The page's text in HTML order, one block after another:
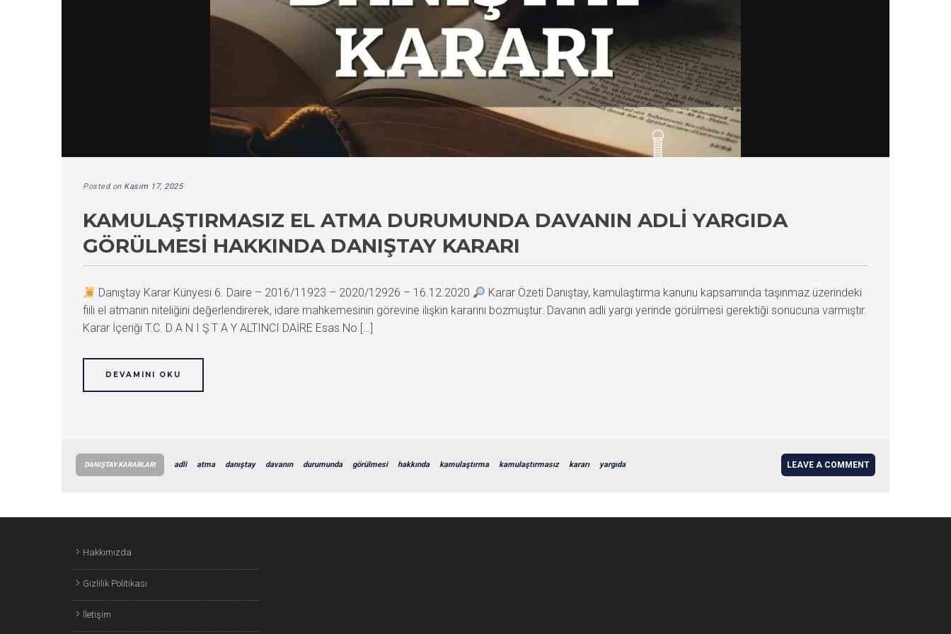
Posted on Kasım 17, 2025
KAMULAŞTIRMASIZ EL ATMA DURUMUNDA DAVANIN ADLI YARGIDA
GÖRÜLMESI HAKKINDA DANIŞTAY KARARI
Danıştay Karar Künyesi 6. Daire – 2016/11923 – 2020/12926 – 16.12.2020
Karar Özeti Danıştay, kamulaştırma kanunu kapsamında taşınmaz üzerindeki
fiili el atmanın niteliğini değerlendirerek, idare mahkemesinin görevine ilişkin kararını bozmuştur. Davanın adli yargı yerinde görülmesi gerektiği sonucuna varmıştır.
Karar İçeriği T.C. D A N I Ş T A Y ALTINCI DAİRE Esas No […]
DEVAMINI OKU
DANIŞTAY KARARLARI adli atma danıştay davanın durumunda görülmesi hakkında kamulaştırma kamulaştırmasız kararı yargıda LEAVE A COMMENT
Hakkımızda
Gizlilik Politikası
İletişim